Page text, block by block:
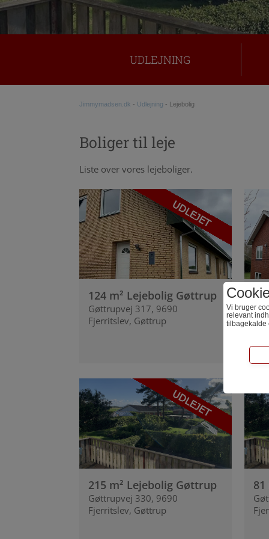
UDLEJNING
Jimmymadsen.dk - Udlejning - Lejebolig
Boliger til leje
Liste over vores lejeboliger.
124 m² Lejebolig Gøttrup
Gøttrupvej 317, 9690
Fjerritslev, Gøttrup
88
215 m² Lejebolig Gøttrup
Gøttrupvej 330, 9690
Fjerritslev, Gøttrup
Vi bruger
relevant
tilbagekalde
Bliver
websitet
Bliver